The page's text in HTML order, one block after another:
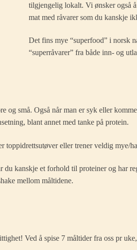
tilgjengelig lokalt. Vi ønsker også
mat med råvarer som du kanskje
Det fins mye “superfood” i norsk
“superråvarer” fra både inn- og
små. Også når man er syk eller
blant annet med tanke på protein.
eller trener veldig mye/
kanskje et forhold til proteiner og har
mellom måltidene.
Ved å spise 7 måltider fra oss pr